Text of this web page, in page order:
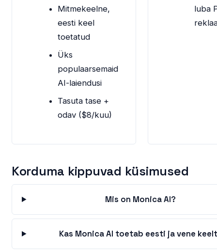
Mitmekeelne,
eesti keel
toetatud
Üks
populaarsemaid
AI-laiendusi
Tasuta tase +
odav ($8/kuu)
luba
Korduma kippuvad küsimused
Mis on Monica AI?
Kas Monica AI toetab eesti ja vene